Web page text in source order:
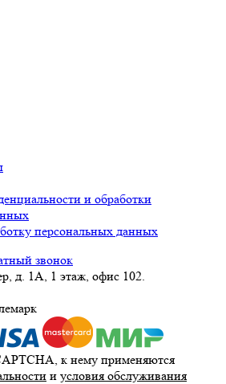
и обработки
персональных данных
звонок
д. 1А, 1 этаж, офис 102.
к нему применяются
и условия обслуживания